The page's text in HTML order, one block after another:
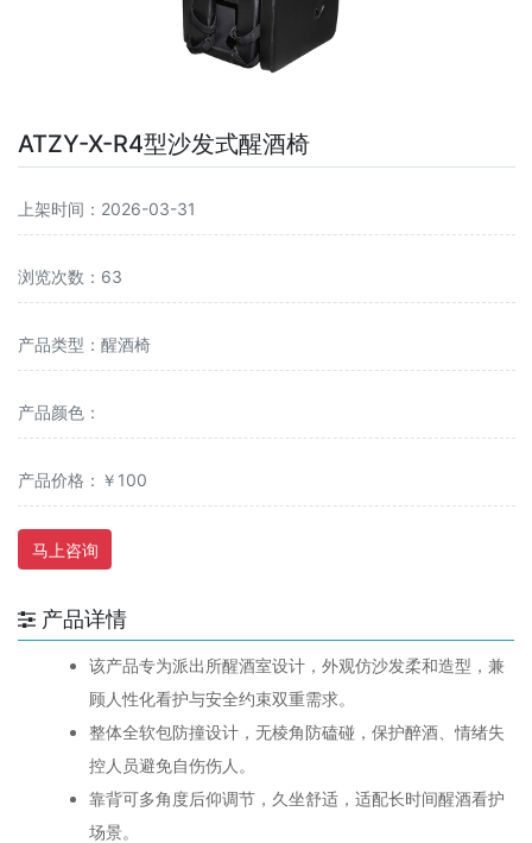
ATZY-X-R4型沙发式醒酒椅
上架时间：2026-03-31
浏览次数：63
产品类型：醒酒椅
产品颜色：
产品价格：￥100
马上咨询
产品详情
该产品专为派出所醒酒室设计，外观仿沙发柔和造型，兼
顾人性化看护与安全约束双重需求。
整体全软包防撞设计，无棱角防磕碰，保护醉酒、情绪失
控人员避免自伤伤人。
靠背可多角度后仰调节，久坐舒适，适配长时间醒酒看护
场景。